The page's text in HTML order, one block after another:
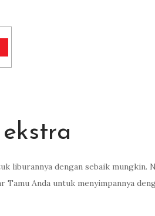
liburannya dengan sebaik mungkin.
Anda untuk menyimpannya